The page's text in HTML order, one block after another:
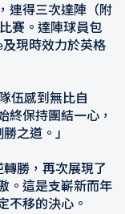
連得三次達陣（附
賽。達陣球員包
現時效力於英格
伍感到無比自
終保持團結一心，
之道。」
勝，再次展現了
。這是支嶄新而年
不移的決心。